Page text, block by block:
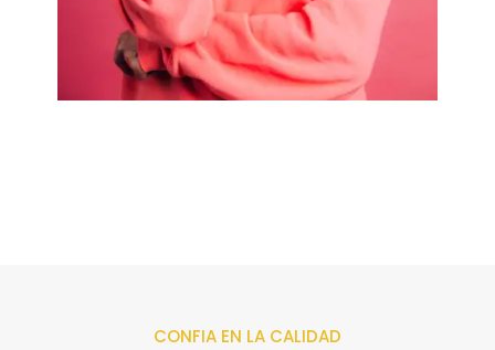
CONFIA EN LA CALIDAD